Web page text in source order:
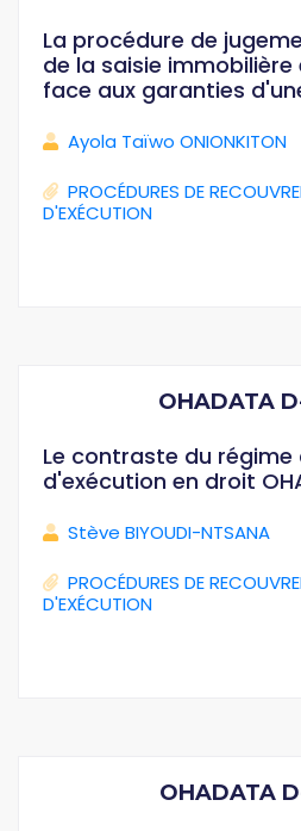
La procédure de
de la saisie immobilière
face aux garanties
Ayola Taïwo ONIONKITON
PROCÉDURES DE
D'EXÉCUTION
OHADATA
Le contraste du régime
d'exécution en droit
Stève BIYOUDI-NTSANA
PROCÉDURES DE
D'EXÉCUTION
OHADATA